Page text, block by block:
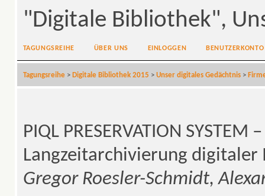
"Digitale Bibliothek",
TAGUNGSREIHE ÜBER UNS EINLOGGEN BENUTZERKONTO
Tagungsreihe> Digitale Bibliothek 2015 > Unser digitales Gedächtnis>
PIQL PRESERVATION
Langzeitarchivierung
Gregor Roesler-Schmidt,